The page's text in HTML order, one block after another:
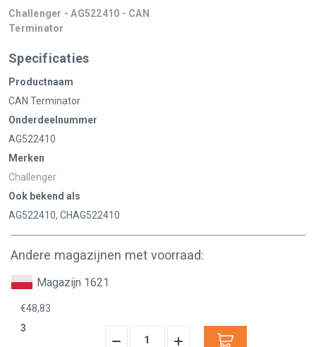
Challenger - AG522410 - CAN
Terminator
Specificaties
Productnaam
CAN Terminator
Onderdeelnummer
AG522410
Merken
Challenger
Ook bekend als
AG522410, CHAG522410
Andere magazijnen met voorraad:
Magazijn 1621
€48,83
3
Hoeveelheid
Hoeveelheid